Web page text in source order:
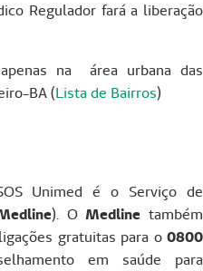
Regulador fará a liberação
na área urbana das
BA (Lista de Bairros)
Unimed é o Serviço de
). OMedline também
gratuitas para o 0800
em saúde para